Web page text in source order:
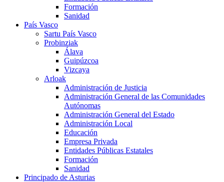
Formación
Sanidad
País Vasco
Sartu País Vasco
Probinziak
Álava
Guipúzcoa
Vizcaya
Arloak
Administración de Justicia
Administración General de las Comunidades
Autónomas
Administración General del Estado
Administración Local
Educación
Empresa Privada
Entidades Públicas Estatales
Formación
Sanidad
Principado de Asturias